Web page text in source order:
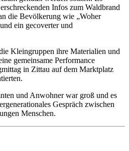
Infos zum Waldbrand
die Bevölkerung wie „Woher
ein gecoverter und
Kleingruppen ihre Materialien und
gemeinsame Performance
in Zittau auf dem Marktplatz
und Anwohner war groß und es
Gespräch zwischen
Menschen.